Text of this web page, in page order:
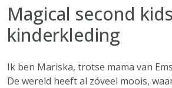
Magical second kids
kinderkleding
Ik ben Mariska, trotse mama van
De wereld heeft al zóveel moois,